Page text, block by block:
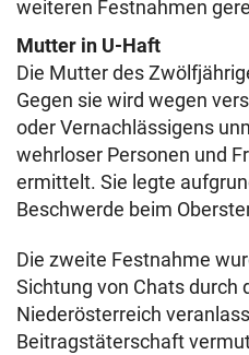
weiteren Festnahmen
Mutter in U-Haft
Die Mutter des
Gegen sie wird wegen
oder Vernachlässigens
wehrloser Personen und
ermittelt. Sie legte
Beschwerde beim
Die zweite Festnahme
Sichtung von Chats durch
Niederösterreich
Beitragstäterschaft